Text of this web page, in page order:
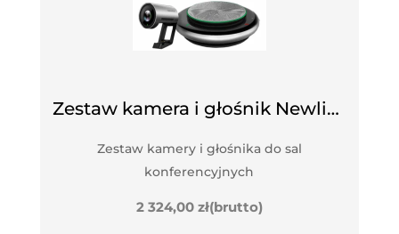
Zestaw kamera i głośnik Newline Meet Cam Set
Zestaw kamery i głośnika do sal
konferencyjnych
2 324,00 zł(brutto)